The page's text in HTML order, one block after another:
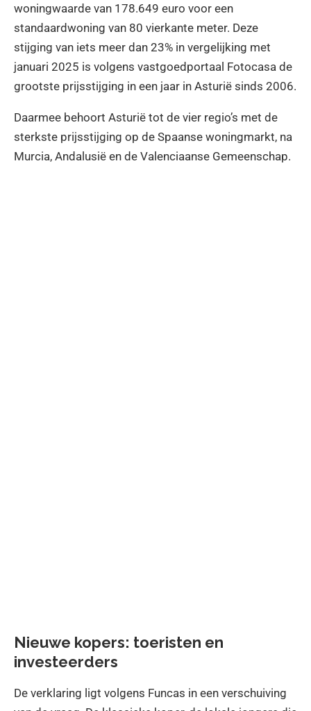
woningwaarde van 178.649 euro voor een
standaardwoning van 80 vierkante meter. Deze
stijging van iets meer dan 23% in vergelijking met
januari 2025 is volgens vastgoedportaal Fotocasa de
grootste prijsstijging in een jaar in Asturië sinds 2006.
Daarmee behoort Asturië tot de vier regio’s met de
sterkste prijsstijging op de Spaanse woningmarkt, na
Murcia, Andalusië en de Valenciaanse Gemeenschap.
Nieuwe kopers: toeristen en
investeerders
De verklaring ligt volgens Funcas in een verschuiving